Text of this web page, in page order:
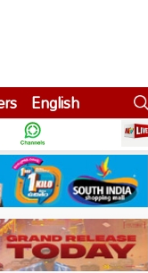
English